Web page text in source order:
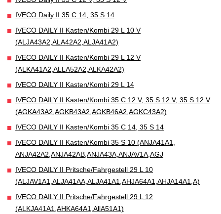
IVECO Daily II 35 C 14, 35 S 14
IVECO DAILY II Kasten/Kombi 29 L 10 V
(ALJA43A2,ALA42A2,ALJA41A2)
IVECO DAILY II Kasten/Kombi 29 L 12 V
(ALKA41A2,ALLA52A2,ALKA42A2)
IVECO DAILY II Kasten/Kombi 29 L 14
IVECO DAILY II Kasten/Kombi 35 C 12 V, 35 S 12 V, 35 S 12 V
(AGKA43A2,AGKB43A2,AGKB46A2,AGKC43A2)
IVECO DAILY II Kasten/Kombi 35 C 14, 35 S 14
IVECO DAILY II Kasten/Kombi 35 S 10 (ANJA41A1,
ANJA42A2,ANJA42AB,ANJA43A,ANJAV1A,AGJ
IVECO DAILY II Pritsche/Fahrgestell 29 L 10
(ALJAV1A1,ALJA41AA,ALJA41A1,AHJA64A1,AHJA14A1,A)
IVECO DAILY II Pritsche/Fahrgestell 29 L 12
(ALKJA41A1,AHKA64A1,AllA51A1)